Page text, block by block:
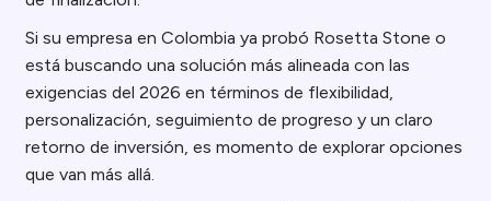
Si su empresa en Colombia ya probó Rosetta Stone o
está buscando una solución más alineada con las
exigencias del 2026 en términos de flexibilidad,
personalización, seguimiento de progreso y un claro
retorno de inversión, es momento de explorar opciones
que van más allá.